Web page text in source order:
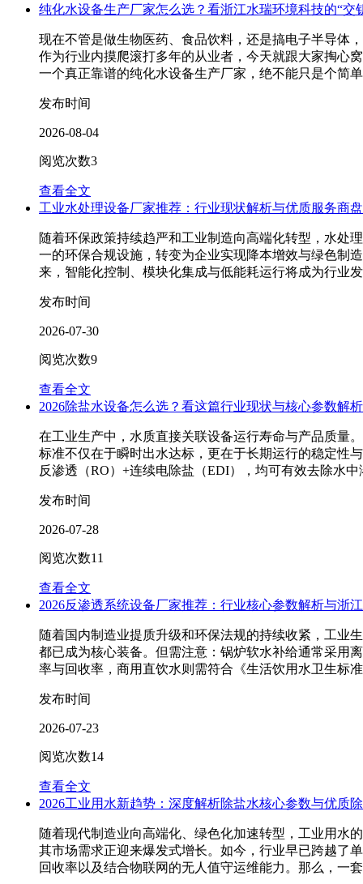
纯化水设备生产厂家怎么选？看浙江水瑞环境科技的“交
现在不管是做生物医药、食品饮料，还是搞电子半导体
作为行业内摸爬滚打多年的从业者，今天就跟大家掏心
一个真正靠谱的纯化水设备生产厂家，绝不能只是个简
发布时间
2026-08-04
阅览次数3
查看全文
工业水处理设备厂家推荐：行业现状解析与优质服务商
随着环保政策持续趋严和工业制造向高端化转型，水处
一的环保合规设施，转变为企业实现降本增效与绿色制
来，智能化控制、模块化集成与低能耗运行将成为行业
发布时间
2026-07-30
阅览次数9
查看全文
2026除盐水设备怎么选？看这篇行业现状与核心参数解析
在工业生产中，水质直接关联设备运行寿命与产品质量
标准不仅在于瞬时出水达标，更在于长期运行的稳定性
反渗透（RO）+连续电除盐（EDI），均可有效去除水中
发布时间
2026-07-28
阅览次数11
查看全文
2026反渗透系统设备厂家推荐：行业核心参数解析与浙
随着国内制造业提质升级和环保法规的持续收紧，工业
都已成为核心装备。但需注意：锅炉软水补给通常采用
率与回收率，商用直饮水则需符合《生活饮用水卫生标
发布时间
2026-07-23
阅览次数14
查看全文
2026工业用水新趋势：深度解析除盐水核心参数与优质
随着现代制造业向高端化、绿色化加速转型，工业用水
其市场需求正迎来爆发式增长。如今，行业早已跨越了
回收率以及结合物联网的无人值守运维能力。那么，一